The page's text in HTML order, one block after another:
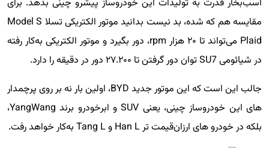
اسب‌بخار قدرت به تولیدات این خودروساز پیشرو چینی بدهد. برای
مقایسه هم که شده، بد نیست بدانید موتور الکتریکی تسلا Model S
Plaid می‌تواند تا ۲۰ هزار rpm، دور بگیرد و موتور الکتریکی به‌کار رفته
در شیائومی SU7 توان دور گرفتن تا ۲۷.۲۰۰ دور در دقیقه را دارد.
جالب این است که این موتور جدید BYD، اولین بار نه بر روی پرچمدار
های این خودروساز چینی، یعنی SUV و ابرخودرو برند YangWang،
بلکه در خودرو های ارزان‌قیمت تر Han L و Tang L به‌کار خواهد رفت.